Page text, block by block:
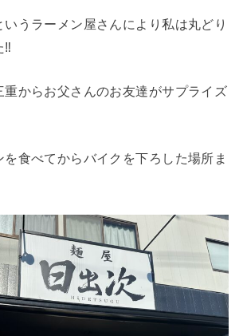
うラーメン屋さんにより私は丸どり
‼︎
重からお父さんのお友達がサプライズ
食べてからバイクを下ろした場所ま